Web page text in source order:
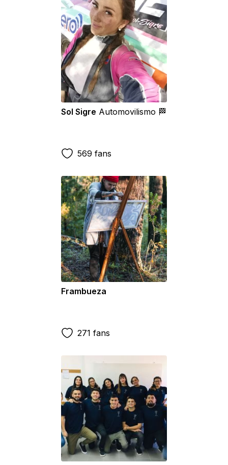
Sol Sigre Automovilismo 🏁
569 fans
Frambueza
271 fans